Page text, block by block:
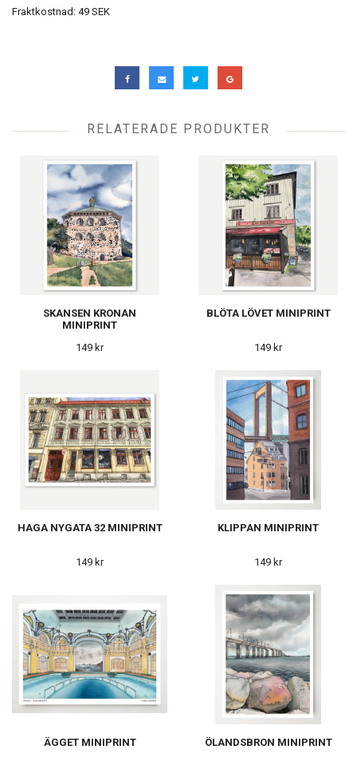
Fraktkostnad: 49 SEK
RELATERADE PRODUKTER
SKANSEN KRONAN
MINIPRINT
149 kr
BLÖTA LÖVET MINIPRINT
149 kr
HAGA NYGATA 32 MINIPRINT
149 kr
KLIPPAN MINIPRINT
149 kr
ÄGGET MINIPRINT ÖLANDSBRON MINIPRINT